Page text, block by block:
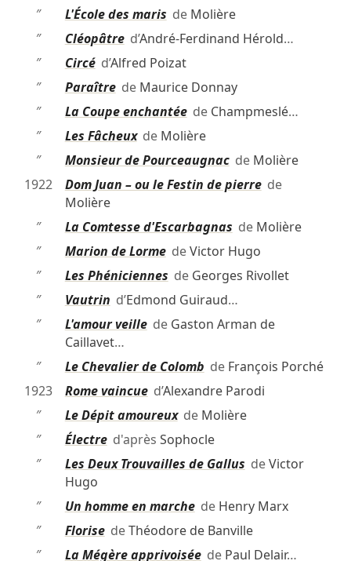
″
L'École des maris de Molière
″
Cléopâtred’André-Ferdinand Hérold…
″
Circéd’Alfred Poizat
″
Paraîtrede Maurice Donnay
″
La Coupe enchantéede Champmeslé…
″
Les Fâcheuxde Molière
″
Monsieur de Pourceaugnacde Molière
1922
Dom Juan – ou le Festin de pierrede
Molière
″
La Comtesse d'Escarbagnas de Molière
″
Marion de LormedeVictor Hugo
″
Les Phéniciennes de Georges Rivollet
″
Vautrin d’Edmond Guiraud…
″
L'amour veillede Gaston Arman de
Caillavet…
″
Le Chevalier de Colomb de François Porché
1923
Rome vaincued’Alexandre Parodi
″
Le Dépit amoureuxde Molière
″
Électred'après Sophocle
″
Les Deux Trouvailles de Gallus deVictor
Hugo
″
Un homme en marchede Henry Marx
″
FlorisedeThéodore de Banville
″
La Mégère apprivoiséede Paul Delair…